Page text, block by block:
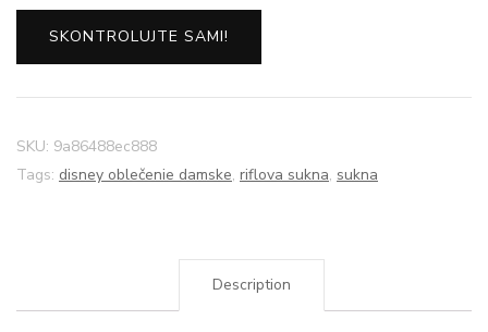
SKONTROLUJTE SAMI!
SKU: 9a86488ec888
Tags: disney oblečenie damske, riflova sukna, sukna
Description